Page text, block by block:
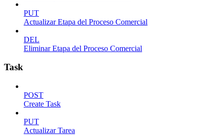
PUT
Actualizar Etapa del Proceso Comercial
DEL
Eliminar Etapa del Proceso Comercial
Task
POST
Create Task
PUT
Actualizar Tarea